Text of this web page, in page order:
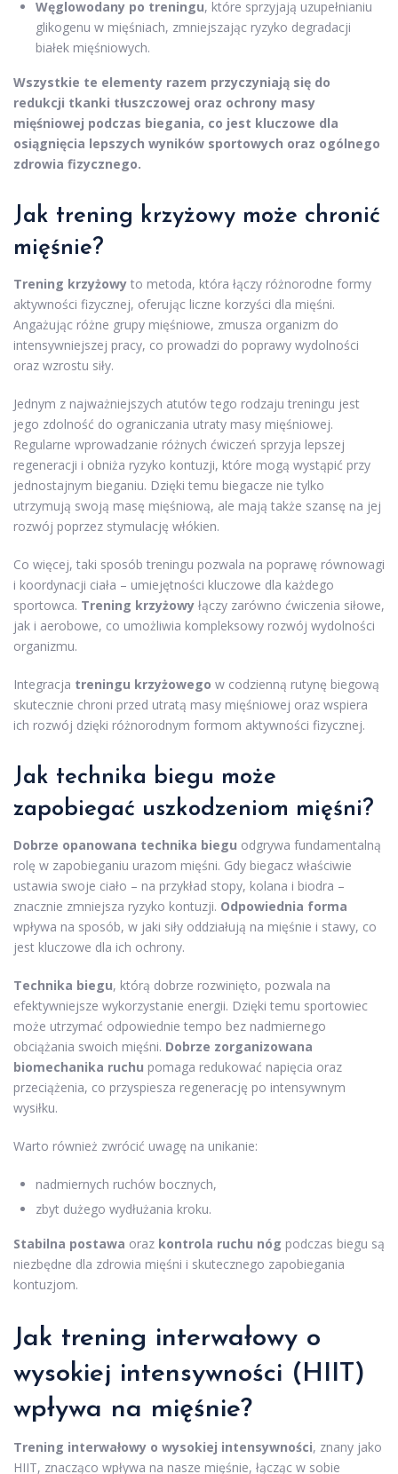
Węglowodany po treningu, które sprzyjają uzupełnianiu
glikogenu w mięśniach, zmniejszając ryzyko degradacji
białek mięśniowych.
Wszystkie te elementy razem przyczyniają się do
redukcji tkanki tłuszczowej oraz ochrony masy
mięśniowej podczas biegania, co jest kluczowe dla
osiągnięcia lepszych wyników sportowych oraz ogólnego
zdrowia fizycznego.
Jak trening krzyżowy może chronić
mięśnie?
Trening krzyżowy to metoda, która łączy różnorodne formy
aktywności fizycznej, oferując liczne korzyści dla mięśni.
Angażując różne grupy mięśniowe, zmusza organizm do
intensywniejszej pracy, co prowadzi do poprawy wydolności
oraz wzrostu siły.
Jednym z najważniejszych atutów tego rodzaju treningu jest
jego zdolność do ograniczania utraty masy mięśniowej.
Regularne wprowadzanie różnych ćwiczeń sprzyja lepszej
regeneracji i obniża ryzyko kontuzji, które mogą wystąpić przy
jednostajnym bieganiu. Dzięki temu biegacze nie tylko
utrzymują swoją masę mięśniową, ale mają także szansę na jej
rozwój poprzez stymulację włókien.
Co więcej, taki sposób treningu pozwala na poprawę równowagi
i koordynacji ciała – umiejętności kluczowe dla każdego
sportowca. Trening krzyżowy łączy zarówno ćwiczenia siłowe,
jak i aerobowe, co umożliwia kompleksowy rozwój wydolności
organizmu.
Integracja treningu krzyżowego w codzienną rutynę biegową
skutecznie chroni przed utratą masy mięśniowej oraz wspiera
ich rozwój dzięki różnorodnym formom aktywności fizycznej.
Jak technika biegu może
zapobiegać uszkodzeniom mięśni?
Dobrze opanowana technika biegu odgrywa fundamentalną
rolę w zapobieganiu urazom mięśni. Gdy biegacz właściwie
ustawia swoje ciało – na przykład stopy, kolana i biodra –
znacznie zmniejsza ryzyko kontuzji. Odpowiednia forma
wpływa na sposób, w jaki siły oddziałują na mięśnie i stawy, co
jest kluczowe dla ich ochrony.
Technika biegu, którą dobrze rozwinięto, pozwala na
efektywniejsze wykorzystanie energii. Dzięki temu sportowiec
może utrzymać odpowiednie tempo bez nadmiernego
obciążania swoich mięśni. Dobrze zorganizowana
biomechanika ruchu pomaga redukować napięcia oraz
przeciążenia, co przyspiesza regenerację po intensywnym
wysiłku.
Warto również zwrócić uwagę na unikanie:
nadmiernych ruchów bocznych,
zbyt dużego wydłużania kroku.
Stabilna postawa oraz kontrola ruchu nóg podczas biegu są
niezbędne dla zdrowia mięśni i skutecznego zapobiegania
kontuzjom.
Jak trening interwałowy o
wysokiej intensywności (HIIT)
wpływa na mięśnie?
Trening interwałowy o wysokiej intensywności, znany jako
HIIT, znacząco wpływa na nasze mięśnie, łącząc w sobie